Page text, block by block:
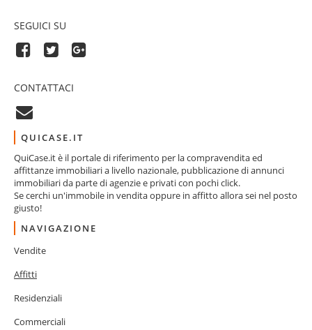
SEGUICI SU
CONTATTACI
QUICASE.IT
QuiCase.it è il portale di riferimento per la compravendita ed
affittanze immobiliari a livello nazionale, pubblicazione di annunci
immobiliari da parte di agenzie e privati con pochi click.
Se cerchi un'immobile in vendita oppure in affitto allora sei nel posto
giusto!
NAVIGAZIONE
Vendite
Affitti
Residenziali
Commerciali